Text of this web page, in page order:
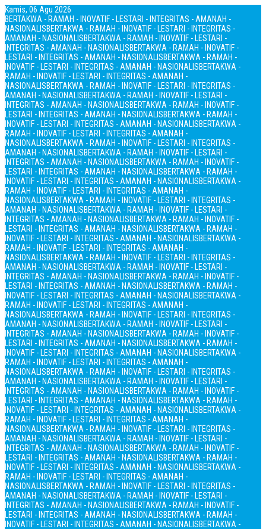
Kamis, 06 Agu 2026
BERTAKWA - RAMAH - INOVATIF - LESTARI - INTEGRITAS - AMANAH -
NASIONALISBERTAKWA - RAMAH - INOVATIF - LESTARI - INTEGRITAS -
AMANAH - NASIONALISBERTAKWA - RAMAH - INOVATIF - LESTARI -
INTEGRITAS - AMANAH - NASIONALISBERTAKWA - RAMAH - INOVATIF -
LESTARI - INTEGRITAS - AMANAH - NASIONALISBERTAKWA - RAMAH -
INOVATIF - LESTARI - INTEGRITAS - AMANAH - NASIONALISBERTAKWA -
RAMAH - INOVATIF - LESTARI - INTEGRITAS - AMANAH -
NASIONALISBERTAKWA - RAMAH - INOVATIF - LESTARI - INTEGRITAS -
AMANAH - NASIONALISBERTAKWA - RAMAH - INOVATIF - LESTARI -
INTEGRITAS - AMANAH - NASIONALISBERTAKWA - RAMAH - INOVATIF -
LESTARI - INTEGRITAS - AMANAH - NASIONALISBERTAKWA - RAMAH -
INOVATIF - LESTARI - INTEGRITAS - AMANAH - NASIONALISBERTAKWA -
RAMAH - INOVATIF - LESTARI - INTEGRITAS - AMANAH -
NASIONALISBERTAKWA - RAMAH - INOVATIF - LESTARI - INTEGRITAS -
AMANAH - NASIONALISBERTAKWA - RAMAH - INOVATIF - LESTARI -
INTEGRITAS - AMANAH - NASIONALISBERTAKWA - RAMAH - INOVATIF -
LESTARI - INTEGRITAS - AMANAH - NASIONALISBERTAKWA - RAMAH -
INOVATIF - LESTARI - INTEGRITAS - AMANAH - NASIONALISBERTAKWA -
RAMAH - INOVATIF - LESTARI - INTEGRITAS - AMANAH -
NASIONALISBERTAKWA - RAMAH - INOVATIF - LESTARI - INTEGRITAS -
AMANAH - NASIONALISBERTAKWA - RAMAH - INOVATIF - LESTARI -
INTEGRITAS - AMANAH - NASIONALISBERTAKWA - RAMAH - INOVATIF -
LESTARI - INTEGRITAS - AMANAH - NASIONALISBERTAKWA - RAMAH -
INOVATIF - LESTARI - INTEGRITAS - AMANAH - NASIONALISBERTAKWA -
RAMAH - INOVATIF - LESTARI - INTEGRITAS - AMANAH -
NASIONALISBERTAKWA - RAMAH - INOVATIF - LESTARI - INTEGRITAS -
AMANAH - NASIONALISBERTAKWA - RAMAH - INOVATIF - LESTARI -
INTEGRITAS - AMANAH - NASIONALISBERTAKWA - RAMAH - INOVATIF -
LESTARI - INTEGRITAS - AMANAH - NASIONALISBERTAKWA - RAMAH -
INOVATIF - LESTARI - INTEGRITAS - AMANAH - NASIONALISBERTAKWA -
RAMAH - INOVATIF - LESTARI - INTEGRITAS - AMANAH -
NASIONALISBERTAKWA - RAMAH - INOVATIF - LESTARI - INTEGRITAS -
AMANAH - NASIONALISBERTAKWA - RAMAH - INOVATIF - LESTARI -
INTEGRITAS - AMANAH - NASIONALISBERTAKWA - RAMAH - INOVATIF -
LESTARI - INTEGRITAS - AMANAH - NASIONALISBERTAKWA - RAMAH -
INOVATIF - LESTARI - INTEGRITAS - AMANAH - NASIONALISBERTAKWA -
RAMAH - INOVATIF - LESTARI - INTEGRITAS - AMANAH -
NASIONALISBERTAKWA - RAMAH - INOVATIF - LESTARI - INTEGRITAS -
AMANAH - NASIONALISBERTAKWA - RAMAH - INOVATIF - LESTARI -
INTEGRITAS - AMANAH - NASIONALISBERTAKWA - RAMAH - INOVATIF -
LESTARI - INTEGRITAS - AMANAH - NASIONALISBERTAKWA - RAMAH -
INOVATIF - LESTARI - INTEGRITAS - AMANAH - NASIONALISBERTAKWA -
RAMAH - INOVATIF - LESTARI - INTEGRITAS - AMANAH -
NASIONALISBERTAKWA - RAMAH - INOVATIF - LESTARI - INTEGRITAS -
AMANAH - NASIONALISBERTAKWA - RAMAH - INOVATIF - LESTARI -
INTEGRITAS - AMANAH - NASIONALISBERTAKWA - RAMAH - INOVATIF -
LESTARI - INTEGRITAS - AMANAH - NASIONALISBERTAKWA - RAMAH -
INOVATIF - LESTARI - INTEGRITAS - AMANAH - NASIONALISBERTAKWA -
RAMAH - INOVATIF - LESTARI - INTEGRITAS - AMANAH -
NASIONALISBERTAKWA - RAMAH - INOVATIF - LESTARI - INTEGRITAS -
AMANAH - NASIONALISBERTAKWA - RAMAH - INOVATIF - LESTARI -
INTEGRITAS - AMANAH - NASIONALISBERTAKWA - RAMAH - INOVATIF -
LESTARI - INTEGRITAS - AMANAH - NASIONALISBERTAKWA - RAMAH -
INOVATIF - LESTARI - INTEGRITAS - AMANAH - NASIONALISBERTAKWA -